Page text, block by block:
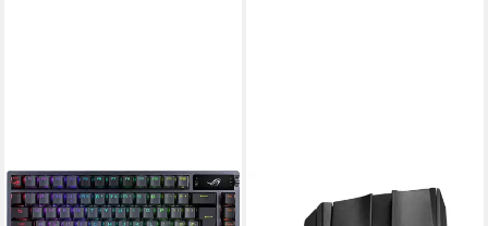
ASUS
ROG Azoth DE Gaming-
ROG Spatha X Gaming-Maus